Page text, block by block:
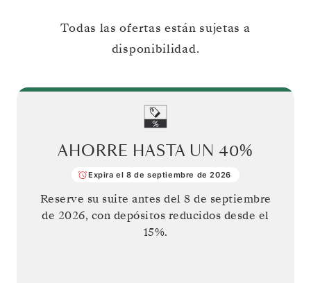
Todas las ofertas están sujetas a
disponibilidad.
AHORRE HASTA UN 40%
Expira el 8 de septiembre de 2026
Reserve su suite antes del 8 de septiembre
de 2026, con depósitos reducidos desde el
15%.